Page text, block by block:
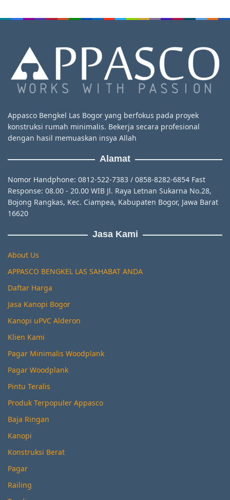
Appasco Bengkel Las Bogor yang berfokus pada proyek
konstruksi rumah minimalis. Bekerja secara profesional
dengan hasil memuaskan insya Allah
Alamat
Nomor Handphone: 0812-522-7383 / 0858-8282-6854 Fast
Response: 08.00 - 20.00 WIB Jl. Raya Letnan Sukarna No.28,
Bojong Rangkas, Kec. Ciampea, Kabupaten Bogor, Jawa Barat
16620
Jasa Kami
About Us
APPASCO BENGKEL LAS SAHABAT ANDA
Daftar Harga
Jasa Kanopi Bogor
Kanopi uPVC Alderon
Klien Kami
Pagar Minimalis Woodplank
Pagar Woodplank
Pintu Teralis
Produk Terpopuler Appasco
Baja Ringan
Kanopi
Konstruksi Berat
Pagar
Railing